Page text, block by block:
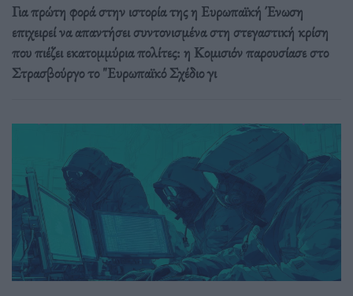
Για πρώτη φορά στην ιστορία της η Ευρωπαϊκή Ένωση
επιχειρεί να απαντήσει συντονισμένα στη στεγαστική κρίση
που πιέζει εκατομμύρια πολίτες: η Κομισιόν παρουσίασε στο
Στρασβούργο το "Ευρωπαϊκό Σχέδιο γι